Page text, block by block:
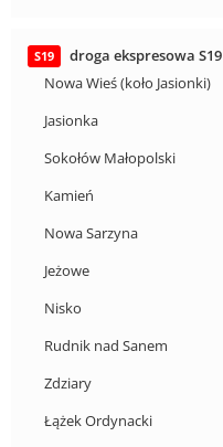
S19
droga ekspresowa S19
Nowa Wieś (koło Jasionki)
Jasionka
Sokołów Małopolski
Kamień
Nowa Sarzyna
Jeżowe
Nisko
Rudnik nad Sanem
Zdziary
Łążek Ordynacki